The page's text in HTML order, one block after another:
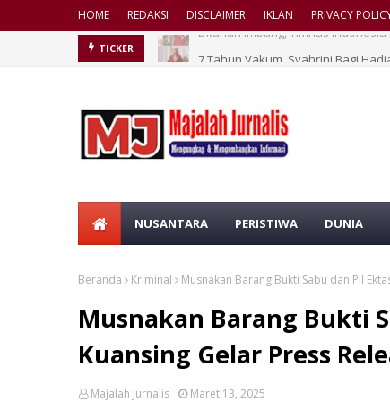
HOME REDAKSI DISCLAIMER IKLAN PRIVACY
TICKER
NUSANTARA PERISTIWA DUNIA
Beranda Kriminal Musnakan Barang Bukti Sabu dan Pil
Musnakan Barang Bukti
Kuansing Gelar Press
Majalah Jurnalis Maret 13, 2025